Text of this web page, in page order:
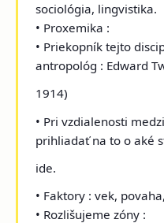
sociológia, lingvistika.
• Proxemika :
• Priekopník tejto
antropológ : Edward
1914)
• Pri vzdialenosti
prihliadať na to o aké
ide.
• Faktory : vek,
• Rozlišujeme zóny :